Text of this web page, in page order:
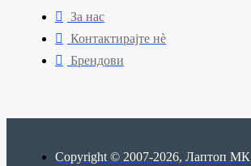
За нас
Контактирајте нè
Брендови
Copyright © 2007-2026, Лаптоп МК